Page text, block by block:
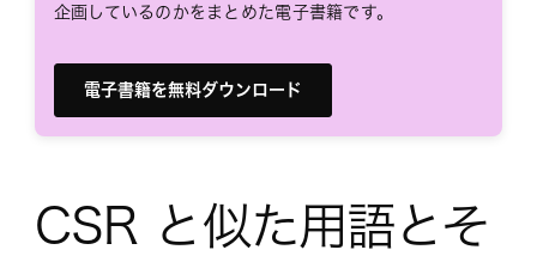
企画しているのかをまとめた電子書籍です。
電子書籍を無料ダウンロード
CSR と似た用語とそ